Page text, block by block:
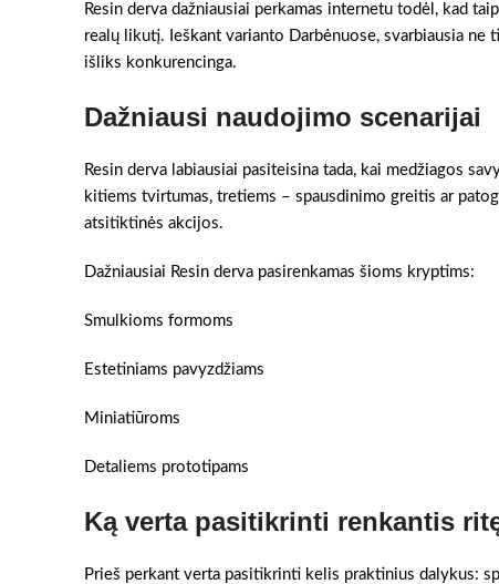
Resin derva dažniausiai perkamas internetu todėl, kad
realų likutį. Ieškant varianto Darbėnuose, svarbiausia ne
išliks konkurencinga.
Dažniausi naudojimo scenarijai
Resin derva labiausiai pasiteisina tada, kai medžiagos
kitiems tvirtumas, tretiems – spausdinimo greitis ar
atsitiktinės akcijos.
Dažniausiai Resin derva pasirenkamas šioms kryptims:
Smulkioms formoms
Estetiniams pavyzdžiams
Miniatiūroms
Detaliems prototipams
Ką verta pasitikrinti renkantis
Prieš perkant verta pasitikrinti kelis praktinius dalykus: